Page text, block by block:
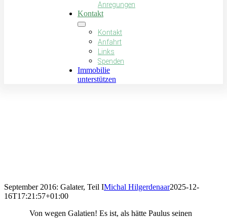
Anregungen
Kontakt
Kontakt
Anfahrt
Links
Spenden
Immobilie
unterstützen
September 2016: Galater, Teil IMichal Hilgerdenaar2025-12-
16T17:21:57+01:00
Von wegen Galatien! Es ist, als hätte Paulus seinen